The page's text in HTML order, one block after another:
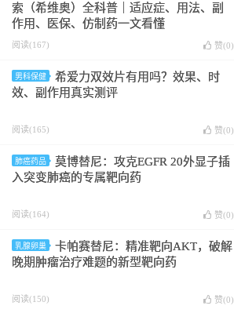
索（希维奥）全科普｜适应症、用法、副
作用、医保、仿制药一文看懂
阅读(167) 赞(0)
男科保健
希爱力双效片有用吗？效果、时
效、副作用真实测评
阅读(165) 赞(0)
肺癌药品
莫博替尼：攻克EGFR 20外显子插
入突变肺癌的专属靶向药
阅读(164) 赞(0)
乳腺卵巢
卡帕赛替尼：精准靶向AKT，破解
晚期肿瘤治疗难题的新型靶向药
阅读(150) 赞(0)